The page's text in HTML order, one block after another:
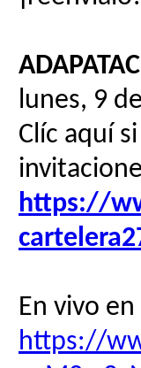
lunes, 9
Clíc aquí
https://
En vivo
https://